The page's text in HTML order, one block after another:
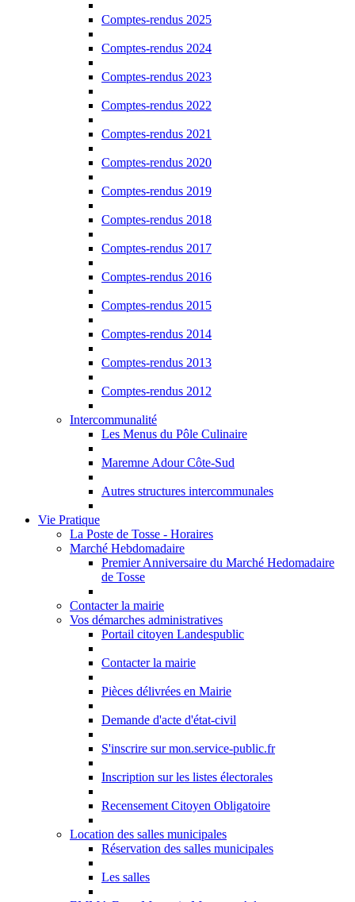
Comptes-rendus 2025
Comptes-rendus 2024
Comptes-rendus 2023
Comptes-rendus 2022
Comptes-rendus 2021
Comptes-rendus 2020
Comptes-rendus 2019
Comptes-rendus 2018
Comptes-rendus 2017
Comptes-rendus 2016
Comptes-rendus 2015
Comptes-rendus 2014
Comptes-rendus 2013
Comptes-rendus 2012
Intercommunalité
Les Menus du Pôle Culinaire
Maremne Adour Côte-Sud
Autres structures intercommunales
Vie Pratique
La Poste de Tosse - Horaires
Marché Hebdomadaire
Premier Anniversaire du Marché Hedomadaire
de Tosse
Contacter la mairie
Vos démarches administratives
Portail citoyen Landespublic
Contacter la mairie
Pièces délivrées en Mairie
Demande d'acte d'état-civil
S'inscrire sur mon.service-public.fr
Inscription sur les listes électorales
Recensement Citoyen Obligatoire
Location des salles municipales
Réservation des salles municipales
Les salles